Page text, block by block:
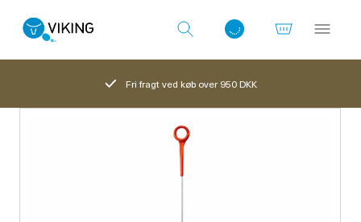
Log ind med det samme
Fri fragt ved køb over 950 DKK